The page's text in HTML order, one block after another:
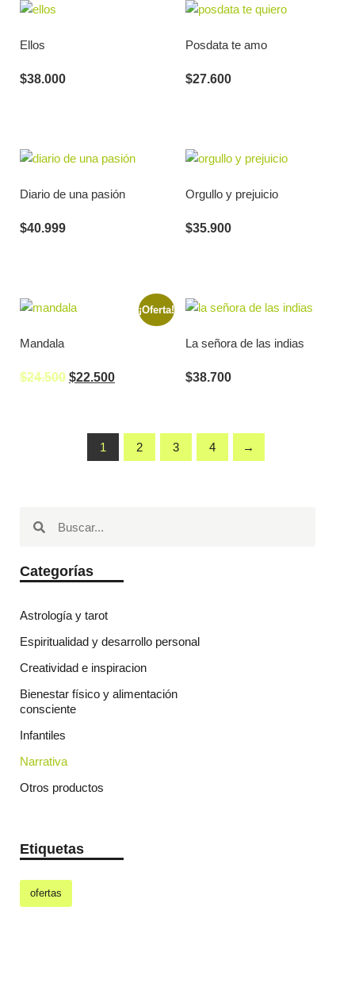
Categorías
Astrología y tarot
Espiritualidad y desarrollo personal
Creatividad e inspiracion
Bienestar físico y alimentación
consciente
Infantiles
Narrativa
Otros productos
Etiquetas
ofertas
Ellos
$38.000
Posdata te amo
$27.600
Diario de una pasión
$40.999
Orgullo y prejuicio
$35.900
¡Oferta!
Mandala
$24.500 $22.500
La señora de las indias
$38.700
1 2 3 4 →